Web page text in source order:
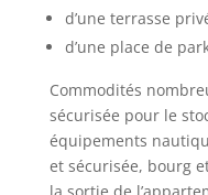
d’une terrasse
d’une place de
Commodités
sécurisée pour le
équipements
et sécurisée, bourg